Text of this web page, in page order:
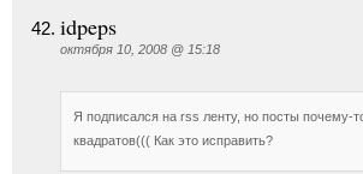
idpeps
октября 10, 2008 @ 15:18
Я подписался на rss ленту, но посты почему-
квадратов((( Как это исправить?